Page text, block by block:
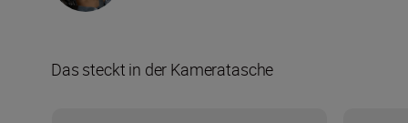
Das steckt in der Kameratasche